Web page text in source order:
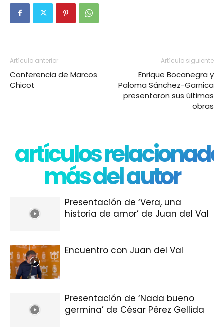
Artículo anterior
Conferencia de Marcos
Chicot
Artículo siguiente
Enrique Bocanegra y
Paloma Sánchez-Garnica
presentaron sus últimas
obras
artículos
más del autor
Presentación de ‘Vera, una
historia de amor’ de Juan del Val
Encuentro con Juan del Val
Presentación de ‘Nada bueno
germina’ de César Pérez Gellida